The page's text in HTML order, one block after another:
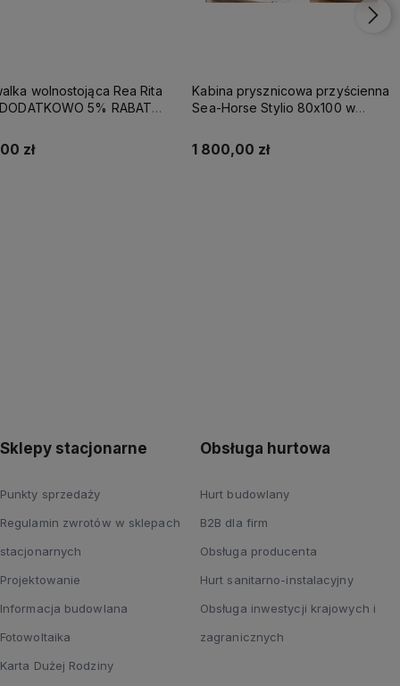
wolnostojąca Rea Rita
5% RABATU
zł
Kabina prysznicowa przyścienna
Sea-Horse Stylio 80x100 w
przezroczyste
1 800,00 zł
Sklepy stacjonarne
Punkty sprzedaży
Regulamin zwrotów w sklepach
stacjonarnych
Projektowanie
Informacja budowlana
Fotowoltaika
Karta Dużej Rodziny
Obsługa hurtowa
Hurt budowlany
B2B dla firm
Obsługa producenta
Hurt sanitarno-instalacyjny
Obsługa inwestycji krajowych i
zagranicznych